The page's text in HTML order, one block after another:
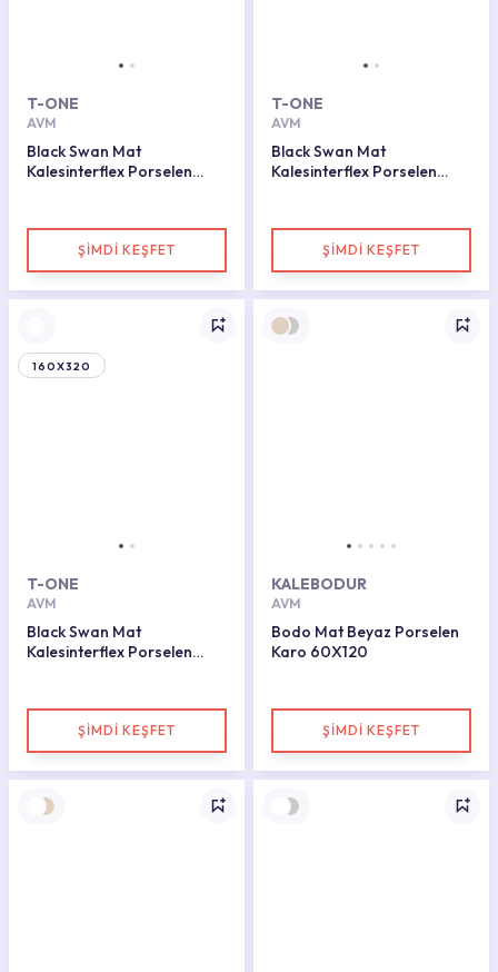
T-ONE
AVM
Black Swan Mat
Kalesinterflex Porselen
ŞİMDİ KEŞFET
T-ONE
AVM
Black Swan Mat
Kalesinterflex Porselen
ŞİMDİ KEŞFET
160X320
T-ONE
AVM
Black Swan Mat
Kalesinterflex Porselen
ŞİMDİ KEŞFET
KALEBODUR
AVM
Bodo Mat Beyaz Porselen
Karo 60X120
ŞİMDİ KEŞFET